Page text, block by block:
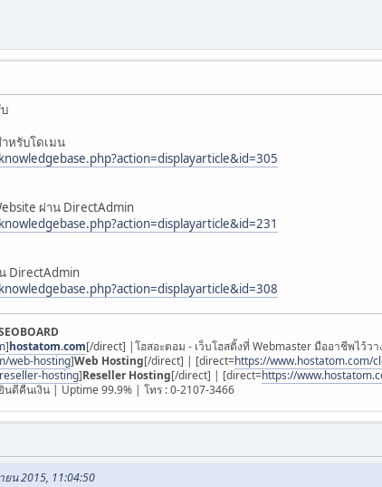
ำหรับโดเมน
ผ่าน DirectAdmin
DirectAdmin
]hostatom.com[/direct] |โฮสอะตอม - เว็บโฮสติ้งที่ Webmaster มืออาชีพไว้วา
web-hosting]Web Hosting[/direct] | [direct=https://www.hostatom.com/
hosting]Reseller Hosting[/direct] | [direct=https://
ดีคืนเงิน | Uptime 99.9% | โทร : 0-2107-3466
ยน 2015, 11:04:50